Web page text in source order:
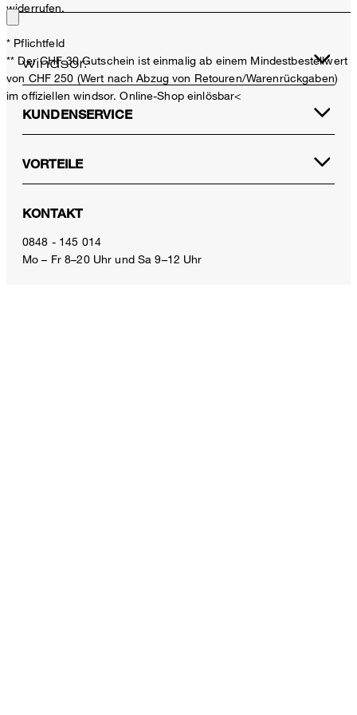
Leinenstretch-Marlene-Hose in Beige
CHF 260.00
inkl. MwSt
Grösse auswählen
widerrufen.
* Pflichtfeld
** Der CHF 30 Gutschein ist einmalig ab einem Mindestbestellwert
von CHF 250 (Wert nach Abzug von Retouren/Warenrückgaben)
im offiziellen windsor. Online-Shop einlösbar<
KUNDENSERVICE
VORTEILE
KONTAKT
0848 - 145 014
Mo – Fr 8–20 Uhr und Sa 9–12 Uhr